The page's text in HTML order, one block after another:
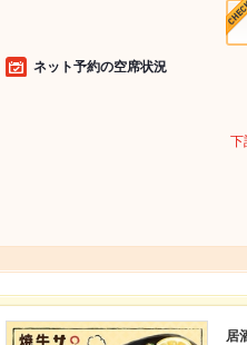
ネット予約の空席状況
下
居